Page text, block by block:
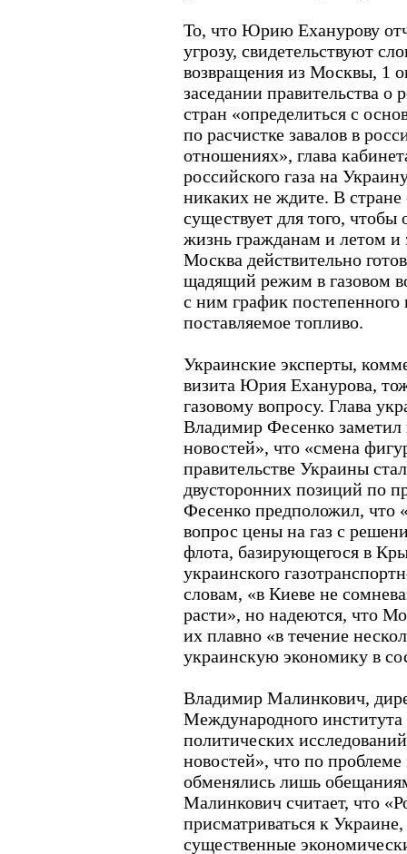
То, что Юрию Еханурову
угрозу, свидетельствуют
возвращения из Москвы, 1
заседании правительства о
стран «определиться с
по расчистке завалов в
отношениях», глава
российского газа на
никаких не ждите. В стране
существует для того,
жизнь гражданам и летом и
Москва действительно
щадящий режим в газовом
с ним график
поставляемое топливо.
Украинские эксперты,
визита Юрия Еханурова,
газовому вопросу. Глава
Владимир Фесенко
новостей», что «смена
правительстве Украины
двусторонних позиций по
Фесенко предположил, что
вопрос цены на газ с
флота, базирующегося в
украинского
словам, «в Киеве не
расти», но надеются, что
их плавно «в течение
украинскую экономику в
Владимир Малинкович,
Международного
политических
новостей», что по
обменялись лишь
Малинкович считает, что
присматриваться к
существенные